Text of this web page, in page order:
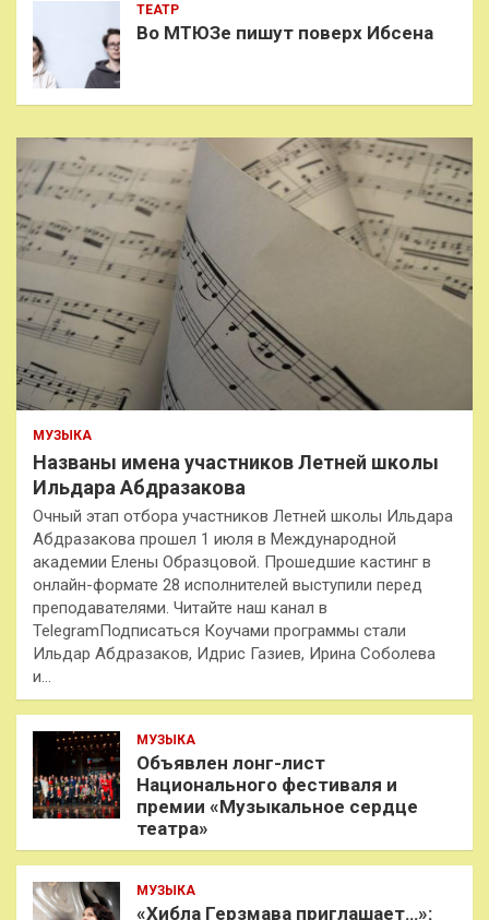
ТЕАТР
Во МТЮЗе пишут поверх Ибсена
МУЗЫКА
Названы имена участников Летней школы
Ильдара Абдразакова
Очный этап отбора участников Летней школы Ильдара
Абдразакова прошел 1 июля в Международной
академии Елены Образцовой. Прошедшие кастинг в
онлайн-формате 28 исполнителей выступили перед
преподавателями. Читайте наш канал в
TelegramПодписаться Коучами программы стали
Ильдар Абдразаков, Идрис Газиев, Ирина Соболева
и…
МУЗЫКА
Объявлен лонг-лист
Национального фестиваля и
премии «Музыкальное сердце
театра»
МУЗЫКА
«Хибла Герзмава приглашает…»: